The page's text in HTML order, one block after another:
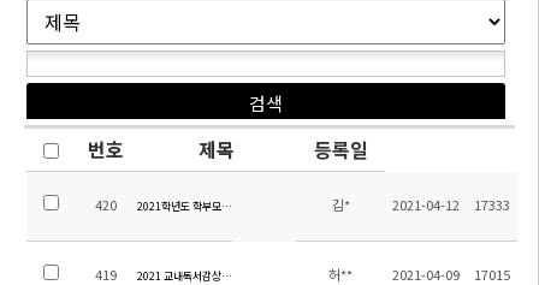
번호 제목 등록일
420 2021학년도 학부모 명예사서 위촉장 수여 안내김* 2021-04-12 17333
419 2021 교내독서감상표현하기 행사 계획 허** 2021-04-09 17015